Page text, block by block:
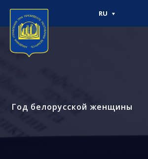
Год белорусской женщины
RU